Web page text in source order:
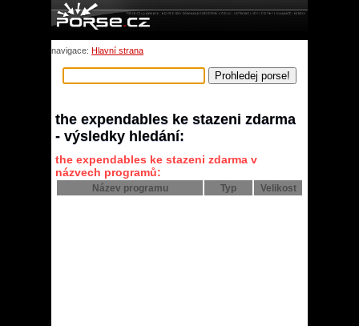
navigace: Hlavní strana
the expendables ke stazeni zdarma
- výsledky hledání:
the expendables ke stazeni zdarma v
názvech programů:
Název programu Typ Velikost